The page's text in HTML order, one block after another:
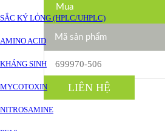
SẮC KÝ LỎNG (HPLC/UHPLC)
AMINO ACID
KHÁNG SINH
MYCOTOXIN
NITROSAMINE
Mua
Mã sản phẩm
699970-506
LIÊN HỆ